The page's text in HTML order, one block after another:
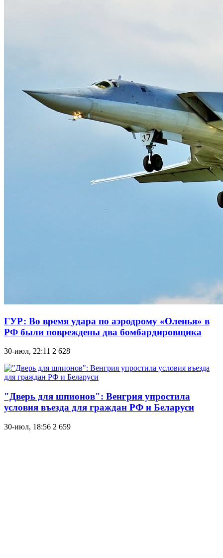
ГУР: Во время удара по аэродрому «Оленья» в
РФ были повреждены два бомбардировщика
30-июл, 22:11 2 628
"Дверь для шпионов": Венгрия упростила
условия въезда для граждан РФ и Беларуси
30-июл, 18:56 2 659